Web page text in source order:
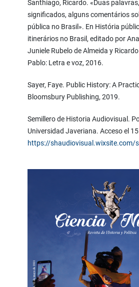
Santhiago, Ricardo. «Duas
significados, alguns comentários
pública no Brasil». En História
itinerários no Brasil, editado por
Juniele Rubelo de Almeida y
Pablo: Letra e voz, 2016.
Sayer, Faye. Public History: A
Bloomsbury Publishing, 2019.
Semillero de Historia Audiovisual.
Universidad Javeriana. Acceso el
https://shaudiovisual.wixsite.com/